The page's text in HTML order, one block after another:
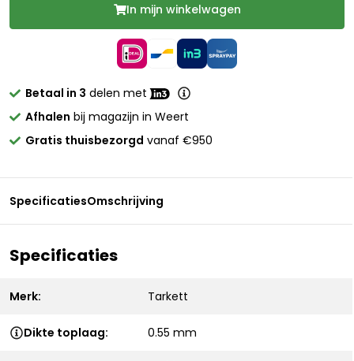
In mijn winkelwagen
Betaal in 3 delen met
Afhalen bij magazijn in Weert
Gratis thuisbezorgd vanaf €950
SpecificatiesOmschrijving
Specificaties
Merk: Tarkett
Dikte toplaag: 0.55 mm